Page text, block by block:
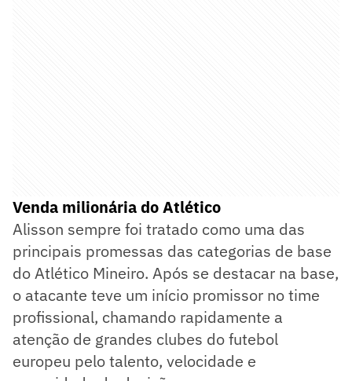
Venda milionária do Atlético
Alisson sempre foi tratado como uma das
principais promessas das categorias de base
do Atlético Mineiro. Após se destacar na base,
o atacante teve um início promissor no time
profissional, chamando rapidamente a
atenção de grandes clubes do futebol
europeu pelo talento, velocidade e